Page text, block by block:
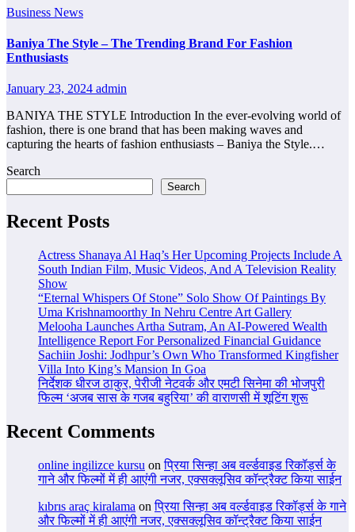
Business News
Baniya The Style – The Trending Brand For Fashion
Enthusiasts
January 23, 2024 admin
BANIYA THE STYLE Introduction In the ever-evolving world of
fashion, there is one brand that has been making waves and
capturing the hearts of fashion enthusiasts – Baniya the Style.…
Search
Search
Recent Posts
Actress Shanaya Al Haq’s Her Upcoming Projects Include A
South Indian Film, Music Videos, And A Television Reality
Show
“Eternal Whispers Of Stone” Solo Show Of Paintings By
Uma Krishnamoorthy In Nehru Centre Art Gallery
Melooha Launches Artha Sutram, An AI-Powered Wealth
Intelligence Report For Personalized Financial Guidance
Sachiin Joshi: Jodhpur’s Own Who Transformed Kingfisher
Villa Into King’s Mansion In Goa
निर्देशक धीरज ठाकुर, पेरीजी नेटवर्क और एमटी सिनेमा की भोजपुरी
फिल्म ‘अजब सास के गजब बहुरिया’ की वाराणसी में शूटिंग शुरू
Recent Comments
online ingilizce kursu onप्रिया सिन्हा अब वर्ल्डवाइड रिकॉर्ड्स के
गाने और फिल्मों में ही आएंगी नजर, एक्सक्लूसिव कॉन्ट्रैक्ट किया साईन
kıbrıs araç kiralama onप्रिया सिन्हा अब वर्ल्डवाइड रिकॉर्ड्स के गाने
और फिल्मों में ही आएंगी नजर, एक्सक्लूसिव कॉन्ट्रैक्ट किया साईन